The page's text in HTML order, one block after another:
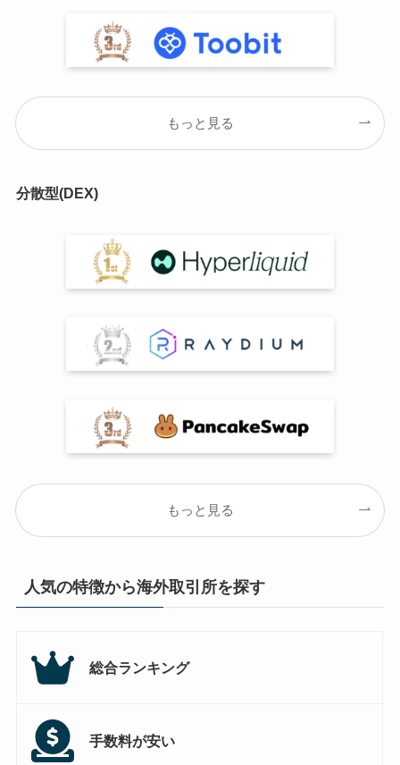
もっと見る
分散型(DEX)
もっと見る
人気の特徴から海外取引所を探す
総合ランキング
手数料が安い